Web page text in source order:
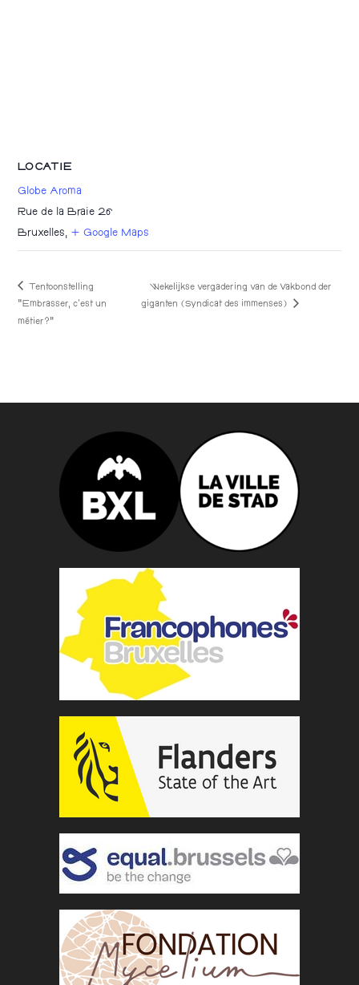
LOCATIE
Globe Aroma
Rue de la Braie 26
Bruxelles + Google Maps
Tentoonstelling
“Embrasser, c’est un
métier?”
Wekelijkse vergadering van de Vakbond der
giganten (Syndicat des immenses)